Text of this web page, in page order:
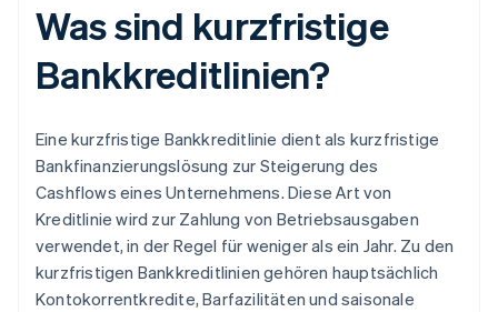
Was sind kurzfristige
Bankkreditlinien?
Eine kurzfristige Bankkreditlinie dient als kurzfristige
Bankfinanzierungslösung zur Steigerung des
Cashflows eines Unternehmens. Diese Art von
Kreditlinie wird zur Zahlung von Betriebsausgaben
verwendet, in der Regel für weniger als ein Jahr. Zu den
kurzfristigen Bankkreditlinien gehören hauptsächlich
Kontokorrentkredite, Barfazilitäten und saisonale